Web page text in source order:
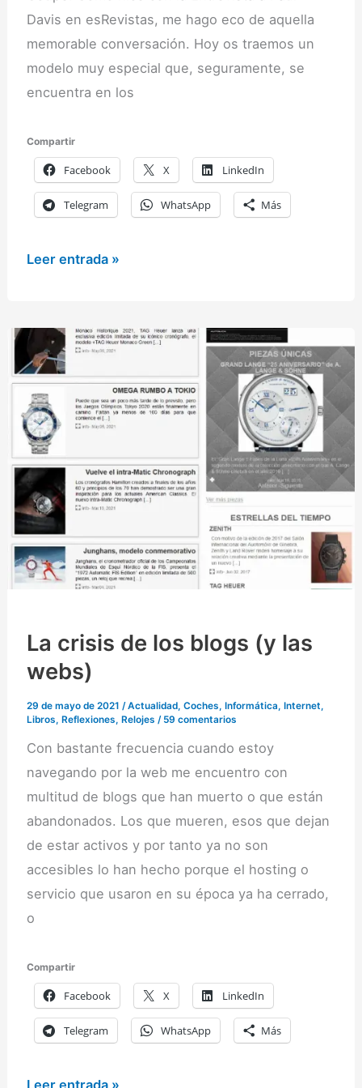
Davis en esRevistas, me hago eco de aquella
memorable conversación. Hoy os traemos un
modelo muy especial que, seguramente, se
encuentra en los
Compartir
Facebook X LinkedIn
Telegram WhatsApp Más
El
Davis
nos
presenta
su
Seat
124
Sport
en
Revista
Coche
Leer entrada »
La crisis de los blogs (y las
webs)
29 de mayo de 2021 /Actualidad,Coches,Informática,Internet,
Libros,Reflexiones,Relojes / 59 comentarios
Con bastante frecuencia cuando estoy
navegando por la web me encuentro con
multitud de blogs que han muerto o que están
abandonados. Los que mueren, esos que dejan
de estar activos y por tanto ya no son
accesibles lo han hecho porque el hosting o
servicio que usaron en su época ya ha cerrado,
o
Compartir
Facebook X LinkedIn
Telegram WhatsApp Más
La
Leer entrada »